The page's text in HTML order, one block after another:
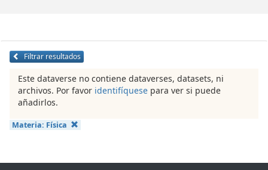
Filtrar resultados
Este dataverse no contiene dataverses, datasets, ni
archivos. Por favor identifíquese para ver si puede
añadirlos.
Materia: Física